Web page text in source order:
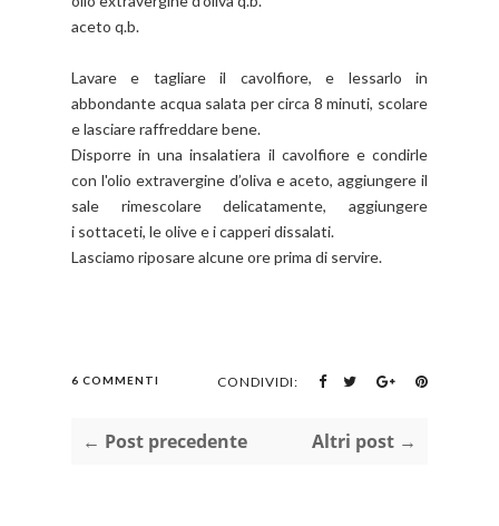
aceto q.b.
Lavare e tagliare il cavolfiore, e lessarlo in
abbondante acqua salata per circa 8 minuti, scolare
e lasciare raffreddare bene.
Disporre in una insalatiera il cavolfiore e condirle
con l'olio extravergine d’oliva e aceto, aggiungere il
sale rimescolare delicatamente, aggiungere
i sottaceti, le olive e i capperi dissalati.
Lasciamo riposare alcune ore prima di servire.
6 COMMENTI CONDIVIDI:
← Post precedente Altri post →